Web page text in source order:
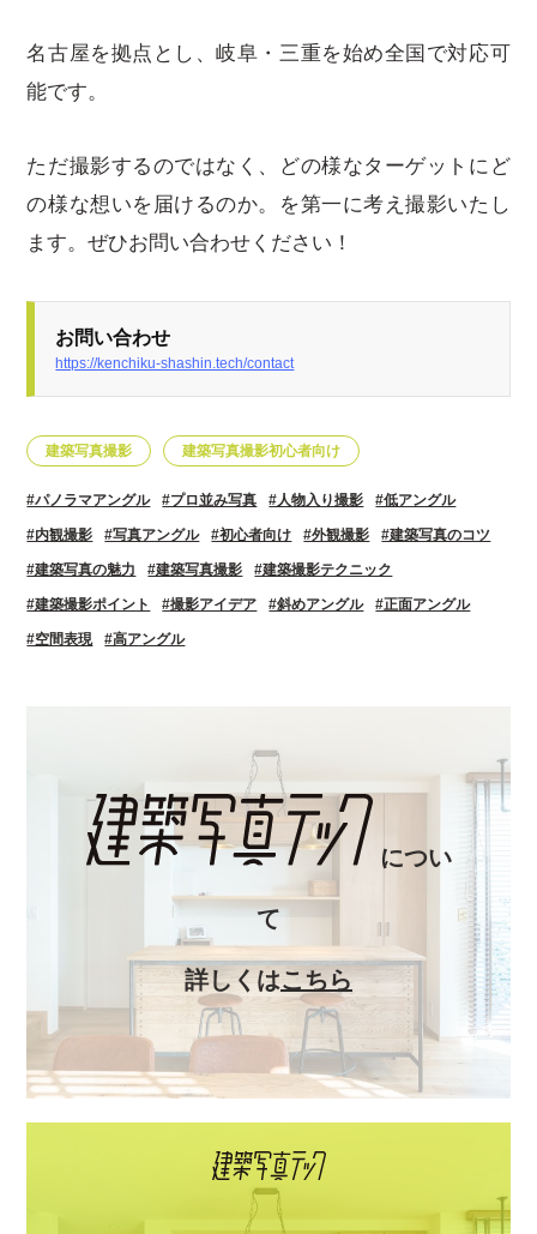
名古屋を拠点とし、岐阜・三重を始め全国で対応可
能です。
ただ撮影するのではなく、どの様なターゲットにど
の様な想いを届けるのか。を第一に考え撮影いたし
ます。ぜひお問い合わせください！
お問い合わせ
https://kenchiku-shashin.tech/contact
建築写真撮影 建築写真撮影初心者向け
#パノラマアングル #プロ並み写真 #人物入り撮影 #低アングル
#内観撮影 #写真アングル #初心者向け #外観撮影 #建築写真のコツ
#建築写真の魅力 #建築写真撮影 #建築撮影テクニック
#建築撮影ポイント #撮影アイデア #斜めアングル #正面アングル
#空間表現 #高アングル
につい
て
詳しくはこちら